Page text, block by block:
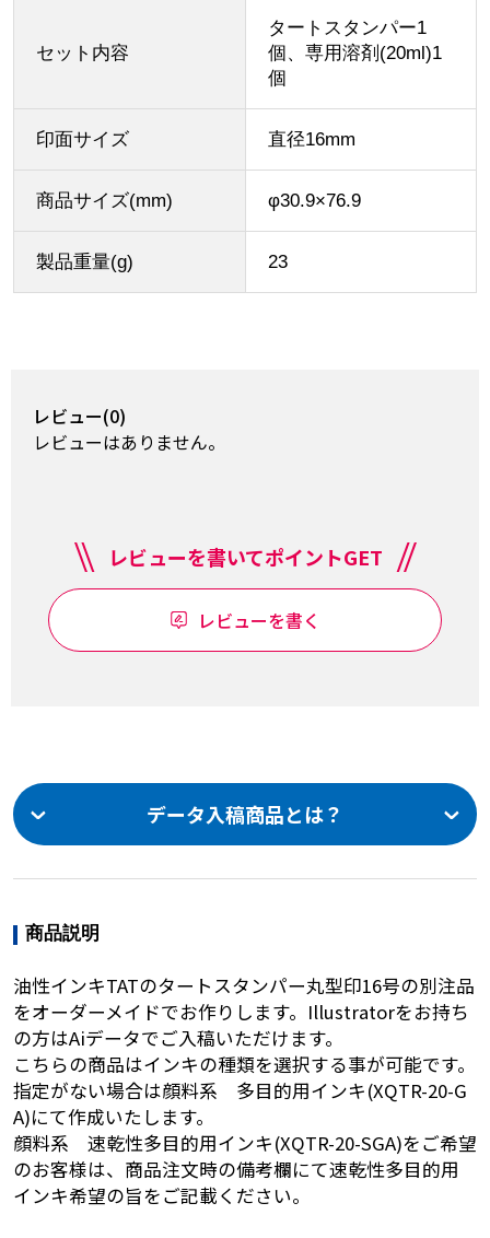
セット内容
タートスタンパー1
個、専用溶剤(20ml)1
個
印面サイズ 直径16mm
商品サイズ(mm) φ30.9×76.9
製品重量(g) 23
レビュー(0)
レビューはありません。
レビューを書いてポイントGET
レビューを書く
データ入稿商品とは？
商品説明
油性インキTATのタートスタンパー丸型印16号の別注品
をオーダーメイドでお作りします。Illustratorをお持ち
の方はAiデータでご入稿いただけます。
こちらの商品はインキの種類を選択する事が可能です。
指定がない場合は顔料系 多目的用インキ(XQTR-20-G
A)にて作成いたします。
顔料系 速乾性多目的用インキ(XQTR-20-SGA)をご希望
のお客様は、商品注文時の備考欄にて速乾性多目的用
インキ希望の旨をご記載ください。